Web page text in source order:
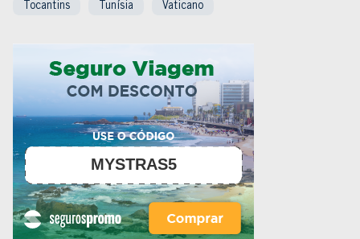
Tocantins Tunísia Vaticano
MYSTRAS5